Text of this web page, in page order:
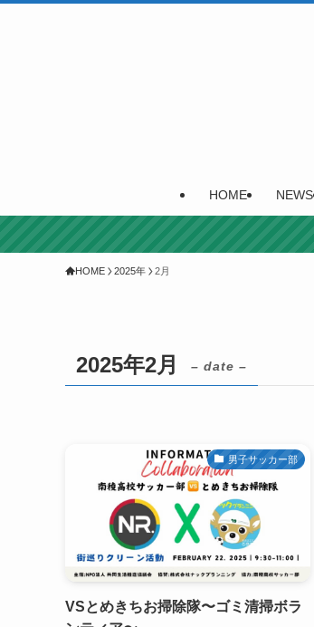
HOME NEWS
HOME 2025年 2月
2025年2月 – date –
男子サッカー部
VSとめきちお掃除隊〜ゴミ清掃ボラ